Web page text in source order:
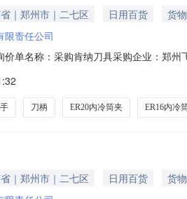
｜郑州市｜二七区 日用百货
货物
限责任公司
价单名称：采购肯纳刀具采购企业：郑
货地址：河南省郑州市二七区南三环中
原产地刀柄 ER20内冷筒夹 ER16内冷
｜郑州市｜二七区 日用百货
货物